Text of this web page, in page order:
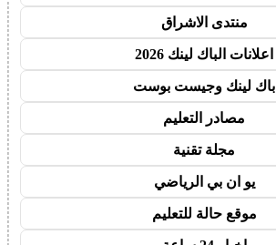
منتدى الاشراق
اعلانات الباك لينك 2026
باك لينك وجيست بوست
مصادر التعليم
مجلة تقنية
يو ان بي الرياضي
موقع حالة للتعليم